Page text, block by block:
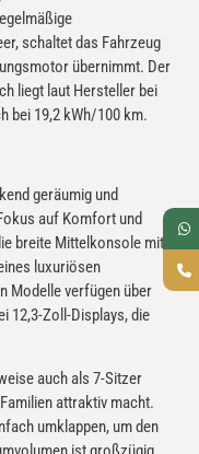
schaltet das Fahrzeug
übernimmt. Der
liegt laut Hersteller bei
bei 19,2 kWh/100 km.
geräumig und
auf Komfort und
breite Mittelkonsole mit
luxuriösen
Modelle verfügen über
12,3-Zoll-Displays, die
auch als 7-Sitzer
attraktiv macht.
umklappen, um den